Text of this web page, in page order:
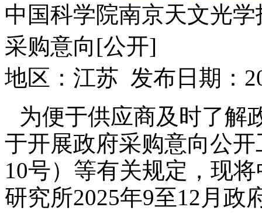
中国科学院南京天文光
采购意向[公开]
地区：江苏 发布日期：
为便于供应商及时了解
于开展政府采购意向公
10号）等有关规定，现
研究所2025年9至12月政